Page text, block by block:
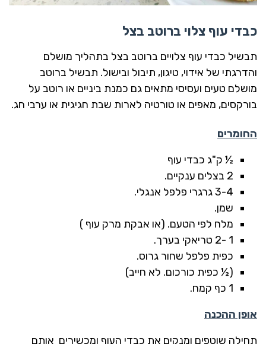
כבדי עוף צלוי ברוטב בצל
תבשיל כבדי עוף צלויים ברוטב בצל בתהליך מושלם
והדרגתי של אידוי, טיגון, תיבול ובישול. תבשיל ברוטב
מושלם טעים ועסיסי מתאים גם כמנת ביניים או רוטב על
בורקסים, מאפים או טורטיה לארות שבת חגיגית או ערבי חג.
החומרים
½ ק"ג כבדי עוף
2 בצלים ענקיים.
3-4 גרגרי פלפל אנגלי.
שמן.
מלח לפי הטעם. (או אבקת מרק עוף )
1 -2 טריאקי בערך.
כפית פלפל שחור גרוס.
(½ כפית כורכום. לא חייב)
1 כף קמח.
אופן ההכנה
תחילה שוטפים ומנקים את כבדי העוף ומכשירים אותם